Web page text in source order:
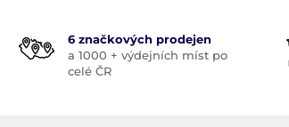
6 značkových prodejen
a 1000 + výdejních míst po
celé ČR